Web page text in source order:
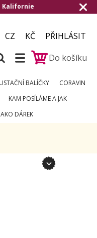
CZ KČ
PŘIHLÁSIT
Do košíku
BALÍČKY
CORAVIN
KAM POSÍLÁME A JAK
DÁREK